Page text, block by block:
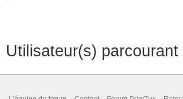
Utilisateur(s)